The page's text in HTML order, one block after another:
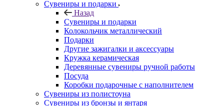
Сувениры и подарки
Назад
Сувениры и подарки
Колокольчик металлический
Подарки
Другие зажигалки и аксессуары
Кружка керамическая
Деревянные сувениры ручной работы
Посуда
Коробки подарочные с наполнителем
Сувениры из полистоуна
Сувениры из бронзы и янтаря